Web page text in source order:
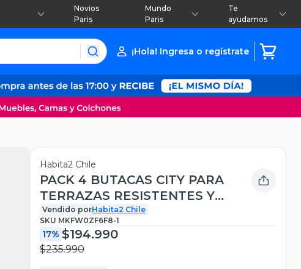
Novios
Paris
Mundo
Paris
Te
ayudamos
¡Hola! Ingresa o regístrate
Habita2 Chile
PACK 4 BUTACAS CITY PARA
TERRAZAS RESISTENTES Y
APILABLES CON
APOYABRAZOS
Vendido porHabita2 Chile
SKU MKFW0ZF6F8-1
17% $194.990
$235.990